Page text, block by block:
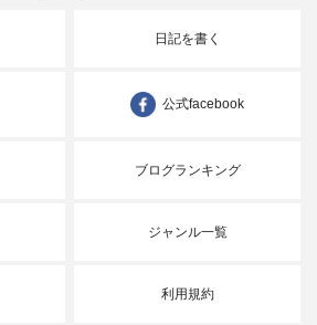
日記を書く
公式facebook
ブログランキング
ジャンル一覧
利用規約